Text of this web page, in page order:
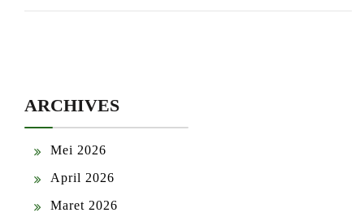
ARCHIVES
Mei 2026
April 2026
Maret 2026